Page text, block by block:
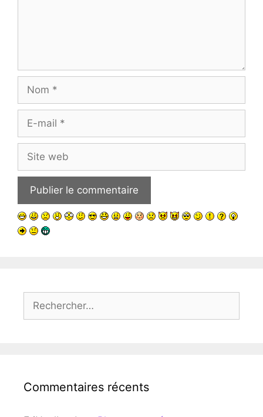
mail
web
Commentaires récents